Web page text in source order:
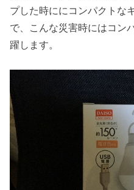
プした時ににコンパクトな
で、こんな災害時にはコン
躍します。